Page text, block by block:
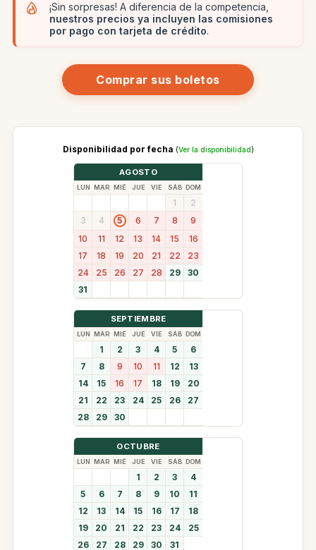
¡Sin sorpresas! A diferencia de la competencia,
nuestros precios ya incluyen las comisiones
por pago con tarjeta de crédito.
Comprar sus boletos
Disponibilidad por fecha (Ver la disponibilidad)
AGOSTO
LUN MAR MIÉ JUE VIE SÁB DOM
1
2
3
4 5 6 7 8
9
10
11 12 13 14 15
16
17
18 19 20 21 22
23
24
25 26 27 28 29
30
31
SEPTIEMBRE
LUN MAR MIÉ JUE VIE SÁB DOM
1 2 3 4 5
6
7
8 9 10 11 12
13
14
15 16 17 18 19
20
21
22 23 24 25 26
27
28
29 30
OCTUBRE
LUN MAR MIÉ JUE VIE SÁB DOM
1 2 3
4
5
6 7 8 9 10
11
12
13 14 15 16 17
18
19
20 21 22 23 24
25
26
27 28 29 30 31